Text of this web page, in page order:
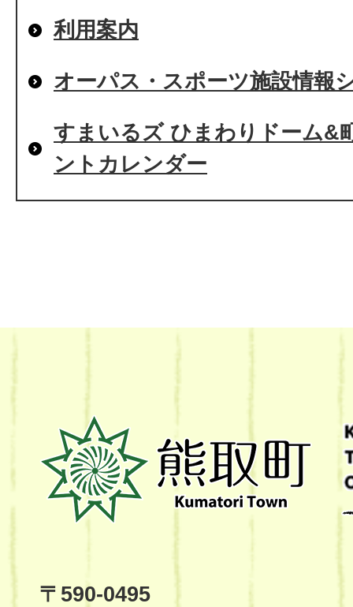
利用案内
オーパス・スポーツ施設情報
すまいるズ ひまわりドーム&
ントカレンダー
熊
取
町
Kumatori
Site
〒590-0495